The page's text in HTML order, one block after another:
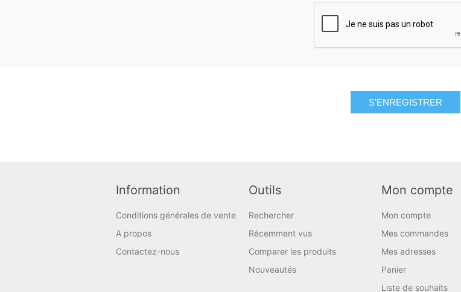
S'ENREGISTRER
Information
Conditions générales de vente
A propos
Contactez-nous
Outils
Rechercher
Récemment vus
Comparer les produits
Nouveautés
Mon compte
Mon compte
Mes commandes
Mes adresses
Panier
Liste de souhaits